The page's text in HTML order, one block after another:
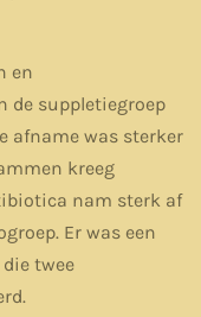
en
de suppletiegroep
afname was sterker
kreeg
nam sterk af
Er was een
twee